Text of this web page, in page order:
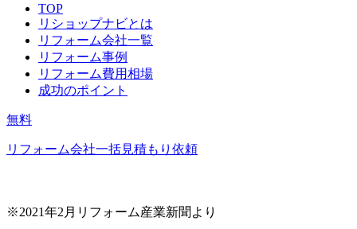
TOP
リショップナビとは
リフォーム会社一覧
リフォーム事例
リフォーム費用相場
成功のポイント
無料
リフォーム会社一括見積もり依頼
※2021年2月リフォーム産業新聞より